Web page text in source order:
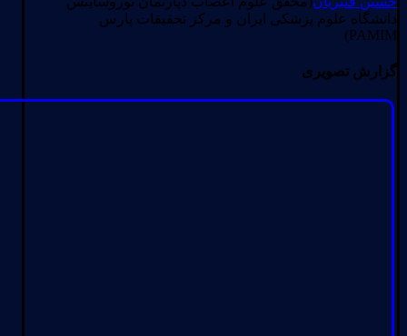
دانشگاه علوم پزشکی ایران و مرکز تحقیقات پارس
PAMIM)
گزارش تصویری